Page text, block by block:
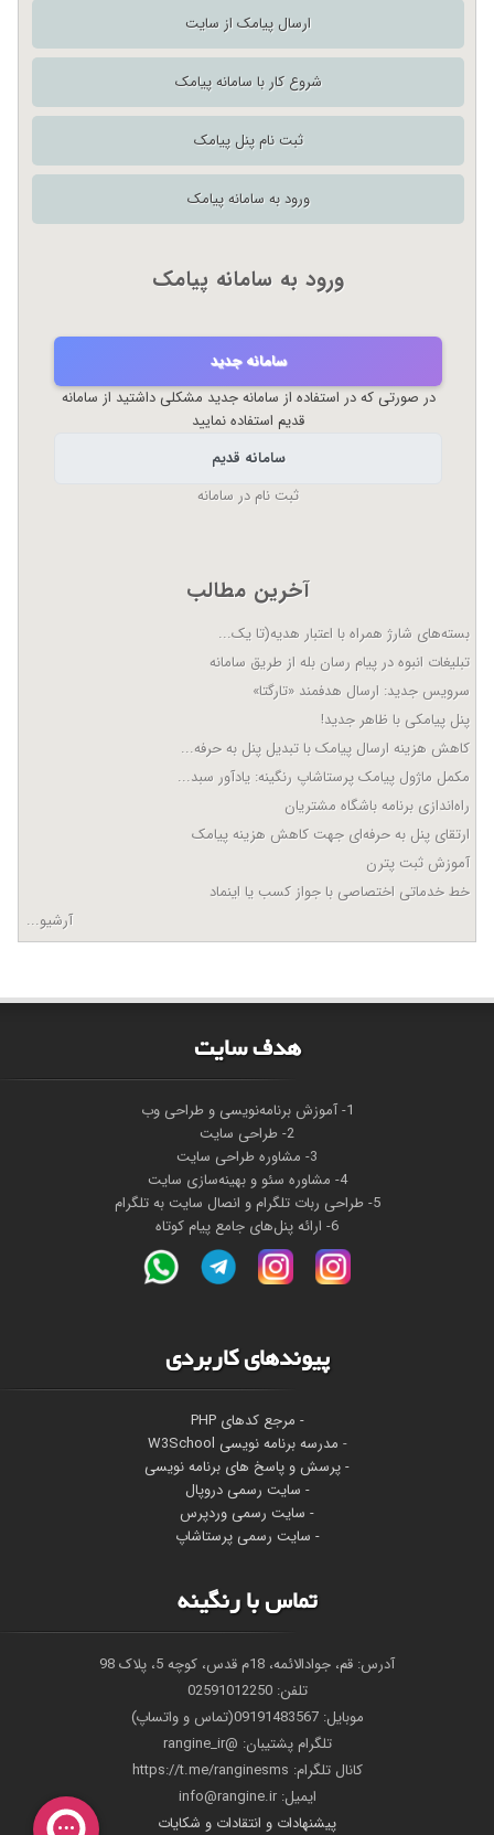
ارسال پیامک از سایت
شروع کار با سامانه پیامک
ثبت نام پنل پیامک
ورود به سامانه پیامک
ورود به سامانه پیامک
سامانه جدید
در صورتی که در استفاده از سامانه جدید مشکلی داشتید از سامانه
قدیم استفاده نمایید
سامانه قدیم
ثبت نام در سامانه
آخرین مطالب
بسته‌های شارژ همراه با اعتبار هدیه(تا یک...
تبلیغات انبوه در پیام رسان بله از طریق سامانه
سرویس جدید: ارسال هدفمند «تارگتا»
پنل پیامکی با ظاهر جدید!
کاهش هزینه ارسال پیامک با تبدیل پنل به حرفه...
مکمل ماژول پیامک پرستاشاپ رنگینه: یادآور سبد...
راه‌اندازی برنامه باشگاه مشتریان
ارتقای پنل به حرفه‌ای جهت کاهش هزینه پیامک
آموزش ثبت پترن
خط خدماتی اختصاصی با جواز کسب یا اینماد
آرشیو...
هدف سايت
1- آموزش برنامه‌نویسی و طراحی وب
2- طراحی سایت
3- مشاوره طراحی سایت
4- مشاوره سئو و بهینه‌سازی سایت
5- طراحی ربات تلگرام و انصال سایت به تلگرام
6- ارائه پنل‌های جامع پیام کوتاه
پیوندهای کاربردی
- مرجع کدهای PHP
- مدرسه برنامه نویسی W3School
- پرسش و پاسخ های برنامه نویسی
- سایت رسمی دروپال
- سایت رسمی وردپرس
- سایت رسمی پرستاشاپ
تماس با رنگینه
آدرس: قم، جوادالائمه، 18م قدس، کوچه 5، پلاک 98
تلفن: 02591012250
موبایل: 09191483567(تماس و واتساپ)
تلگرام پشتیبان: @rangine_ir
کانال تلگرام: https://t.me/ranginesms
ايميل: info@rangine.ir
پیشنهادات و انتقادات و شکایات